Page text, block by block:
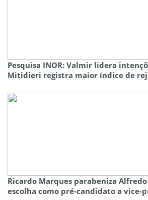
Pesquisa INOR: Valmir lidera
Mitidieri registra maior índice de
Ricardo Marques parabeniza
escolha como pré-candidato a vice-